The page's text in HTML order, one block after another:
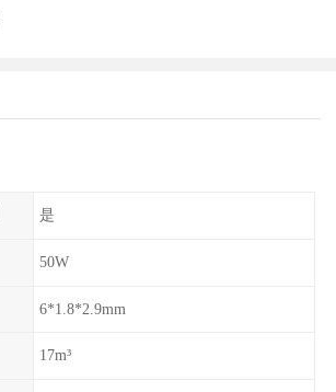
是
50W
6*1.8*2.9mm
17m³